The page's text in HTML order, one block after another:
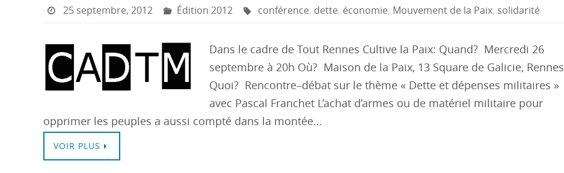
25 septembre, 2012 Édition 2012 conférence, dette, économie, Mouvement de la Paix, solidarité
Dans le cadre de Tout Rennes Cultive la Paix: Quand? Mercredi 26
septembre à 20h Où? Maison de la Paix, 13 Square de Galicie, Rennes
Quoi? Rencontre–débat sur le thème « Dette et dépenses militaires »
avec Pascal Franchet L’achat d’armes ou de matériel militaire pour
opprimer les peuples a aussi compté dans la montée…
VOIR PLUS